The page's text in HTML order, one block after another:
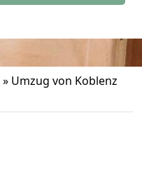
» Umzug von Koblenz